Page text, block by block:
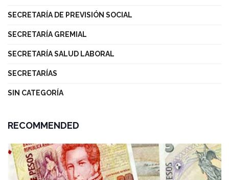
SECRETARÍA DE PREVISIÓN SOCIAL
SECRETARÍA GREMIAL
SECRETARÍA SALUD LABORAL
SECRETARÍAS
SIN CATEGORÍA
RECOMMENDED